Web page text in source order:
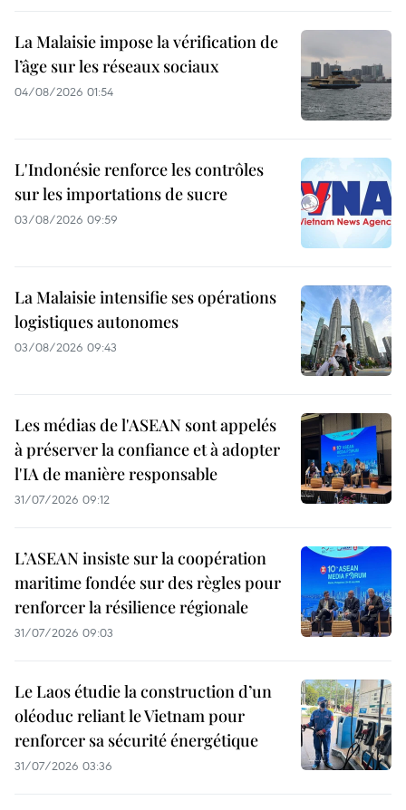
La Malaisie impose la vérification de
l’âge sur les réseaux sociaux
04/08/2026 01:54
L'Indonésie renforce les contrôles
sur les importations de sucre
03/08/2026 09:59
La Malaisie intensifie ses opérations
logistiques autonomes
03/08/2026 09:43
Les médias de l'ASEAN sont appelés
à préserver la confiance et à adopter
l'IA de manière responsable
31/07/2026 09:12
L’ASEAN insiste sur la coopération
maritime fondée sur des règles pour
renforcer la résilience régionale
31/07/2026 09:03
Le Laos étudie la construction d’un
oléoduc reliant le Vietnam pour
renforcer sa sécurité énergétique
31/07/2026 03:36